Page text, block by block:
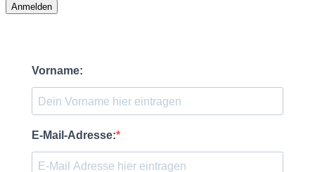
Anmelden
Vorname:
E-Mail-Adresse: